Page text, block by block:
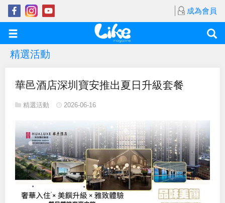
成為會員
精選活動
華邑酒店深圳寶安推出夏日升級套餐
精選活動 2026-06-16